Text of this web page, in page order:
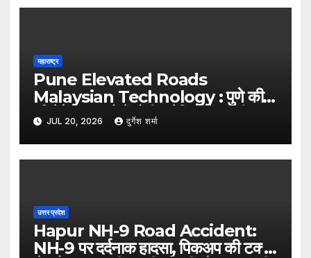
महाराष्ट्र
Pune Elevated Roads
Malaysian Technology : पुणे की
एलिवेटेड सड़कों में होगी मलेशियाई तकनीक
का इस्तेमाल, कम पिलर से बनेगा आधुनिक
इंफ्रास्ट्रक्चर: नितिन गडकरी
JUL 20, 2026 दुर्गेश शर्मा
उत्तर प्रदेश
Hapur NH-9 Road Accident:
NH-9 पर दर्दनाक हादसा, पिकअप की टक्कर